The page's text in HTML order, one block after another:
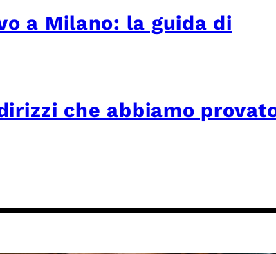
a Milano: la guida di
che abbiamo